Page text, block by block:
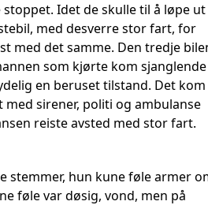
stoppet. Idet de skulle til å løpe ut
med desverre stor fart, for
med det samme. Den tredje
som kjørte kom sjanglende
en beruset tilstand. Det kom
sirener, politi og ambulanse
reiste avsted med stor fart.
stemmer, hun kune føle armer
føle var døsig, vond, men på